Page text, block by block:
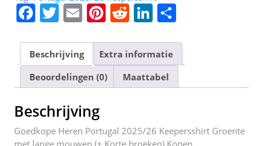
F
c
e
b
o
o
T
itt
er
E
ai
l
Pi
er
e
st
R
d
di
t
Li
k
e
dI
e
n
Beschrijving
Extra informatie
Beoordelingen (0)
Maattabel
Beschrijving
Goedkope Heren Portugal 2025/26 Keepersshirt Groente